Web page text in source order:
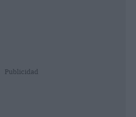
Publicidad